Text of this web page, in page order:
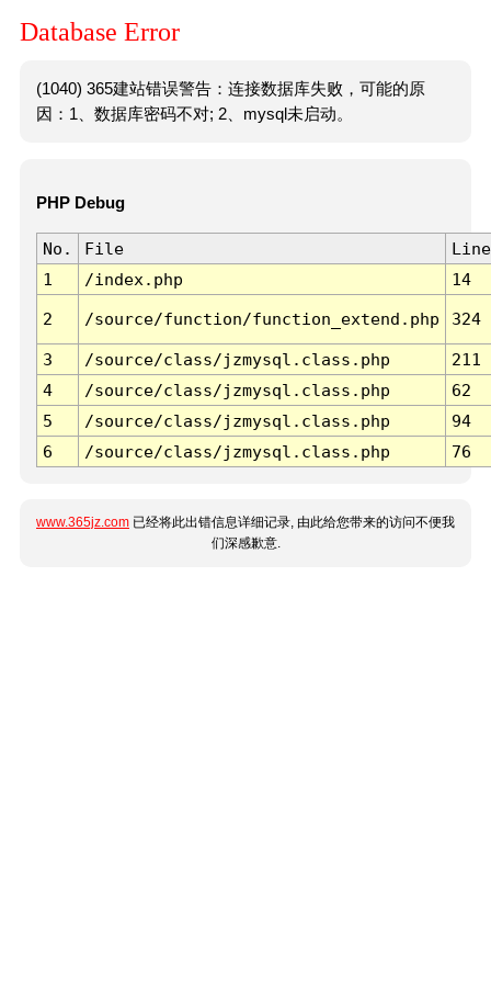
Database Error
(1040) 365建站错误警告：连接数据库失败，可能的原
因：1、数据库密码不对; 2、mysql未启动。
PHP Debug
No. File
Line
1
/index.php 14
2 /source/function/function_extend.php 324
3 /source/class/jzmysql.class.php
211
4
/source/class/jzmysql.class.php
62
5
/source/class/jzmysql.class.php
94
6
/source/class/jzmysql.class.php 76
www.365jz.com 已经将此出错信息详细记录, 由此给您带来的访问不便我
们深感歉意.